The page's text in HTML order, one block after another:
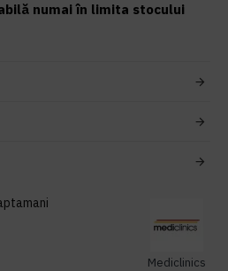
numai în limita stocului
Mediclinics